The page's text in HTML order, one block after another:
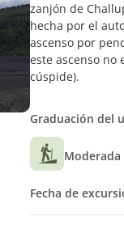
zanjón de
hecha por el
ascenso por
este ascenso no
cúspide).
Graduación del
Moderada
Fecha de